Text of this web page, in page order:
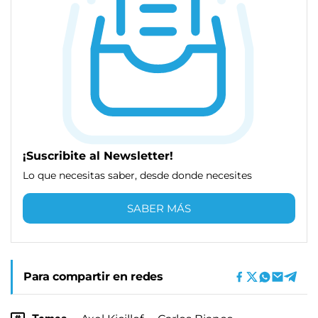
¡Suscribite al Newsletter!
Lo que necesitas saber, desde donde necesites
SABER MÁS
Para compartir en redes